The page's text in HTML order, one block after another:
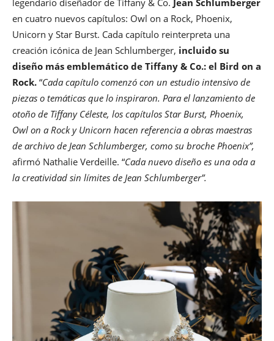
en cuatro nuevos capítulos: Owl on a Rock, Phoenix,
Unicorn y Star Burst. Cada capítulo reinterpreta una
creación icónica de Jean Schlumberger, incluido su
diseño más emblemático de Tiffany & Co.: el Bird on a
Rock. “Cada capítulo comenzó con un estudio intensivo de
piezas o temáticas que lo inspiraron. Para el lanzamiento de
otoño de Tiffany Céleste, los capítulos Star Burst, Phoenix,
Owl on a Rock y Unicorn hacen referencia a obras maestras
de archivo de Jean Schlumberger, como su broche Phoenix”,
afirmó Nathalie Verdeille. “Cada nuevo diseño es una oda a
la creatividad sin límites de Jean Schlumberger”.